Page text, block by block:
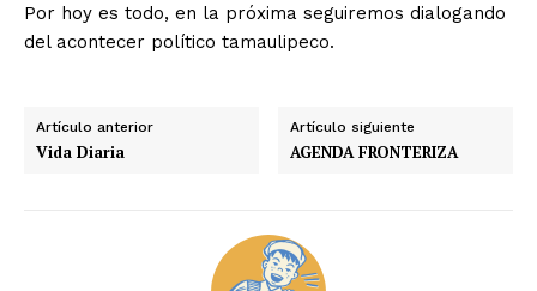
Por hoy es todo, en la próxima seguiremos dialogando
del acontecer político tamaulipeco.
Artículo anterior
Vida Diaria
Artículo siguiente
AGENDA FRONTERIZA